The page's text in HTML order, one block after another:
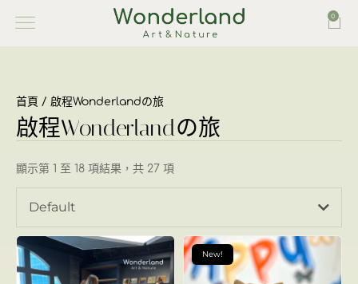
0
首頁 / 啟程Wonderlandの旅
啟程Wonderlandの旅
顯示第 1 至 18 項結果，共 27 項
Default
New!